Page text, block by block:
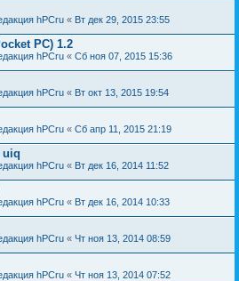
hPCru « Вт дек 29, 2015 23:55
PC) 1.2
hPCru « Сб ноя 07, 2015 15:36
hPCru « Вт окт 13, 2015 19:54
hPCru « Сб апр 11, 2015 21:19
uiq
hPCru « Вт дек 16, 2014 11:52
hPCru « Вт дек 16, 2014 10:33
hPCru « Чт ноя 13, 2014 08:59
hPCru « Чт ноя 13, 2014 07:52